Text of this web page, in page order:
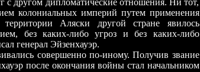
с другом дипломатические отношения. Ни тот,
колониальных империй путем применения
Аляски другой стране явилось
без каких-либо угроз и без каких-либо
генерал Эйзенхауэр.
совершенно по-иному. Получив звание
после окончания войны стал начальником